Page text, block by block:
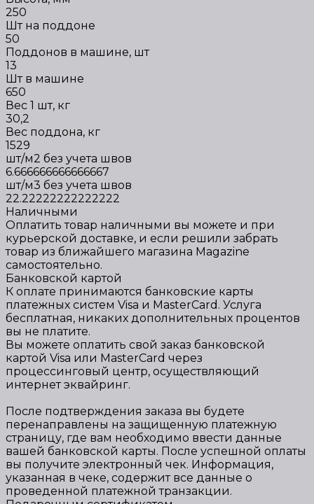
250
Шт на поддоне
50
Поддонов в машине, шт
13
Шт в машине
650
Вес 1 шт, кг
30,2
Вес поддона, кг
1529
шт/м2 без учета швов
6.666666666666667
шт/м3 без учета швов
22.22222222222222
Наличными
Оплатить товар наличными вы можете и при
курьерской доставке, и если решили забрать
товар из ближайшего магазина Magazine
самоcтоятельно.
Банковской картой
К оплате принимаются банковские карты
платежных систем Visa и MasterCard. Услуга
бесплатная, никаких дополнительных процентов
вы не платите.
Вы можете оплатить свой заказ банковской
картой Visa или MasterCard через
процессинговый центр, осуществляющий
интернет эквайринг.
После подтверждения заказа вы будете
перенаправлены на защищенную платежную
страницу, где вам необходимо ввести данные
вашей банковской карты. После успешной оплаты
вы получите электронный чек. Информация,
указанная в чеке, содержит все данные о
проведенной платежной транзакции.